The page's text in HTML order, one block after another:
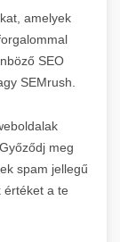
amelyek
SEO
SEMrush.
meg
spam jellegű
értéket a te